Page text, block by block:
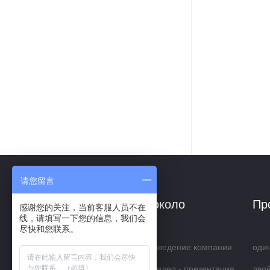
около
Введение компании
请您留言
感谢您的关注，当前客服人员不在
线，请填写一下您的信息，我们会
尽快和您联系。